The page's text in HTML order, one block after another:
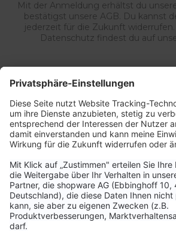
Mit der Anmeldung erhältst du
bestätigst unsere AGB. Du kannst
jederzeit für die Zukunft
Datenschutz findest du auf
Unternehmen
Aktuelle Themen